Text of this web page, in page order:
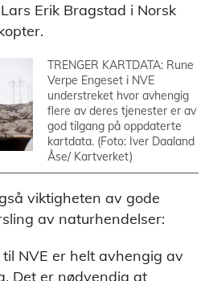
Erik Bragstad i Norsk
TRENGER KARTDATA: Rune
Verpe Engeset i NVE
understreket hvor avhengig
flere av deres tjenester er av
god tilgang på oppdaterte
kartdata. (Foto: Iver Daaland
Åse/ Kartverket)
viktigheten av gode
av naturhendelser:
NVE er helt avhengig av
Det er nødvendig at